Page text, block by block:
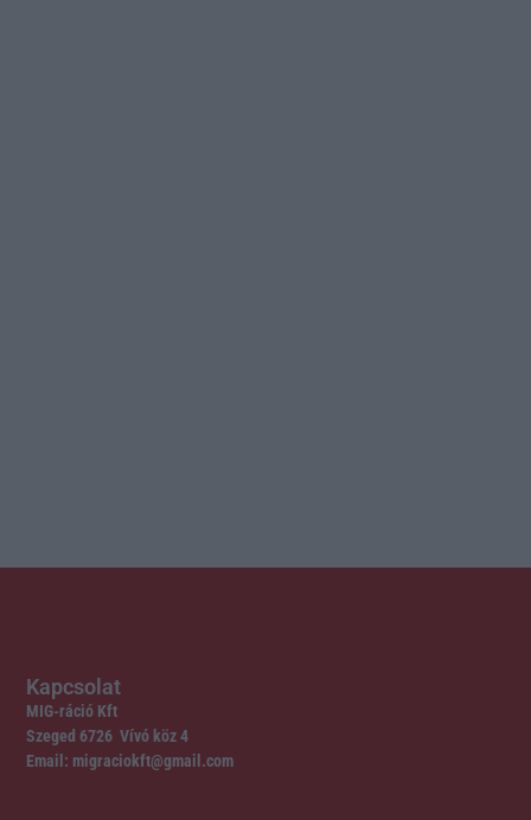
Kapcsolat
MIG-ráció Kft
Szeged 6726 Vívó köz 4
Email: migraciokft@gmail.com